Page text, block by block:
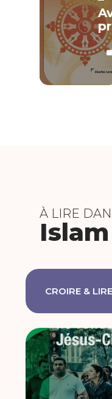
À LIRE
Islam
CROIRE & LIRE